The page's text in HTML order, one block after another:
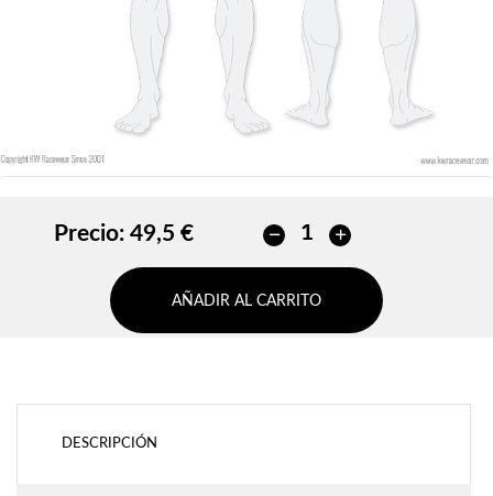
Precio: 49,5 €
AÑADIR AL CARRITO
DESCRIPCIÓN